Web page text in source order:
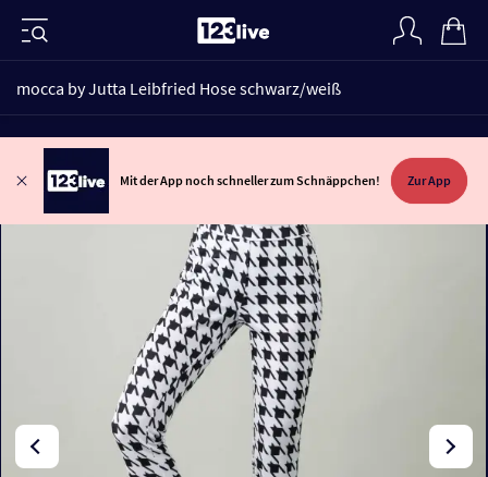
mocca by Jutta Leibfried Hose schwarz/weiß
Mit der App noch schneller zum Schnäppchen! Zur App